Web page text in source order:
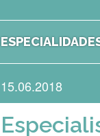
15.06.2018